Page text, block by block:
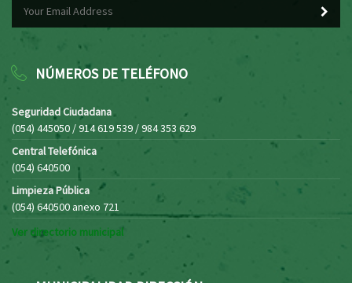
NÚMEROS DE TELÉFONO
Seguridad Ciudadana
(054) 445050 / 914 619 539 / 984 353 629
Central Telefónica
(054) 640500
Limpieza Pública
(054) 640500 anexo 721
Ver directorio municipal